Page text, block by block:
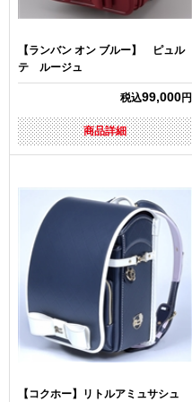
【ランバン オン ブルー】 ピュル
テ ルージュ
税込99,000円
商品詳細
【コクホー】リトルアミュサシュ